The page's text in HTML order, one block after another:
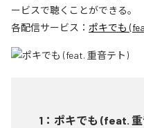
ービスで聴くことができる。
各配信サービス： ポキでも
1 ： ポキでも (feat.